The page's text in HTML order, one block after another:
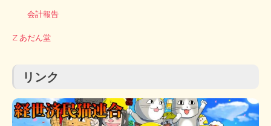
会計報告
Z あだん堂
リンク